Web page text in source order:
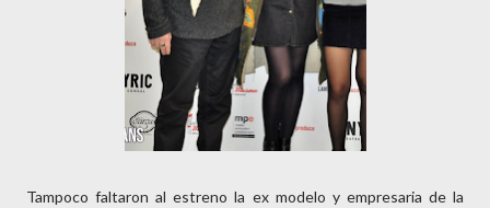
Tampoco faltaron al estreno la ex modelo y empresaria de la